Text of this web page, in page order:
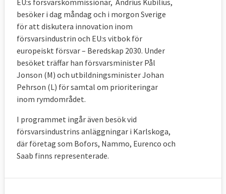
EU:s försvarskommissionär, Andrius Kubilius,
besöker i dag måndag och i morgon Sverige
för att diskutera innovation inom
försvarsindustrin och EU:s vitbok för
europeiskt försvar – Beredskap 2030. Under
besöket träffar han försvarsminister Pål
Jonson (M) och utbildningsminister Johan
Pehrson (L) för samtal om prioriteringar
inom rymdområdet.
I programmet ingår även besök vid
försvarsindustrins anläggningar i Karlskoga,
där företag som Bofors, Nammo, Eurenco och
Saab finns representerade.